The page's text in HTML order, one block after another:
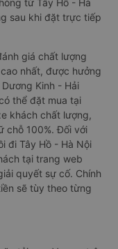
từ Tây Hồ - Hà
sau khi đặt trực tiếp
giá chất lượng
nhất, được hưởng
Kinh - Hải
thể đặt mua tại
khách chất lượng,
chỗ 100%. Đối với
đi Tây Hồ - Hà Nội
tại trang web
quyết sự cố. Chính
sẽ tùy theo từng